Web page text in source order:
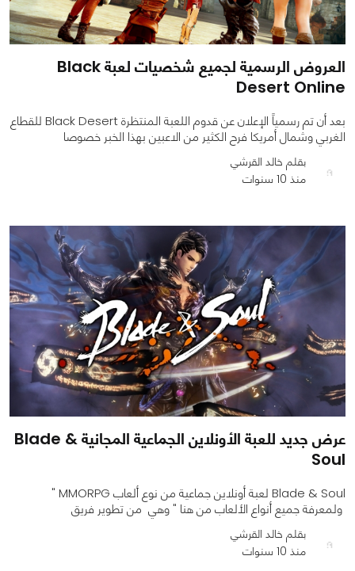
العروض الرسمية لجميع شخصيات لعبة Black
Desert Online
بعد أن تم رسمياً الإعلان عن قدوم اللعبة المنتظرة Black Desert للقطاع
الغربي وشمال أمريكا فرح الكثير من الاعبين بهذا الخبر خصوصا
بقلم خالد القرشي
منذ 10 سنوات
عرض جديد للعبة الأونلاين الجماعية المجانية Blade &
Soul
Blade & Soul لعبة أونلاين جماعية من نوع ألعاب MMORPG "
ولمعرفة جميع أنواع الألعاب من هنا " وهي من تطوير فريق
بقلم خالد القرشي
منذ 10 سنوات